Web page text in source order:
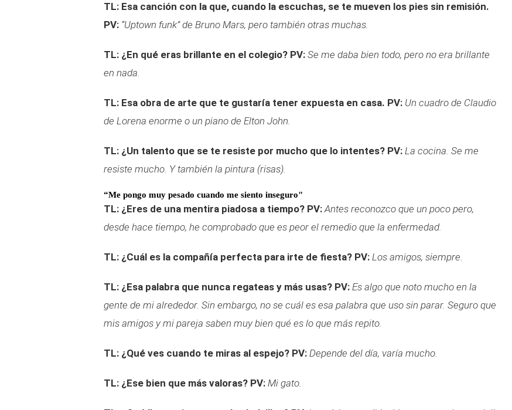
TL: Esa canción con la que, cuando la escuchas, se te mueven los pies sin remisión.
PV: “Uptown funk” de Bruno Mars, pero también otras muchas.
TL: ¿En qué eras brillante en el colegio? PV: Se me daba bien todo, pero no era brillante
en nada.
TL: Esa obra de arte que te gustaría tener expuesta en casa. PV: Un cuadro de Claudio
de Lorena enorme o un piano de Elton John.
TL: ¿Un talento que se te resiste por mucho que lo intentes? PV: La cocina. Se me
resiste mucho. Y también la pintura (risas).
“Me pongo muy pesado cuando me siento inseguro"
TL: ¿Eres de una mentira piadosa a tiempo? PV: Antes reconozco que un poco pero,
desde hace tiempo, he comprobado que es peor el remedio que la enfermedad.
TL: ¿Cuál es la compañía perfecta para irte de fiesta? PV: Los amigos, siempre.
TL: ¿Esa palabra que nunca regateas y más usas? PV: Es algo que noto mucho en la
gente de mi alrededor. Sin embargo, no se cuál es esa palabra que uso sin parar. Seguro que
mis amigos y mi pareja saben muy bien qué es lo que más repito.
TL: ¿Qué ves cuando te miras al espejo? PV: Depende del día, varía mucho.
TL: ¿Ese bien que más valoras? PV: Mi gato.